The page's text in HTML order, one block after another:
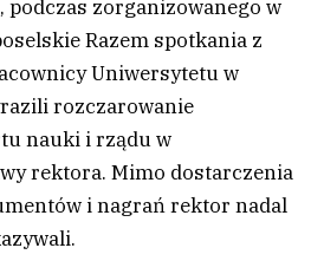
zorganizowanego w
Razem spotkania z
Uniwersytetu w
rozczarowanie
nauki i rządu w
rektora. Mimo dostarczenia
i nagrań rektor nadal